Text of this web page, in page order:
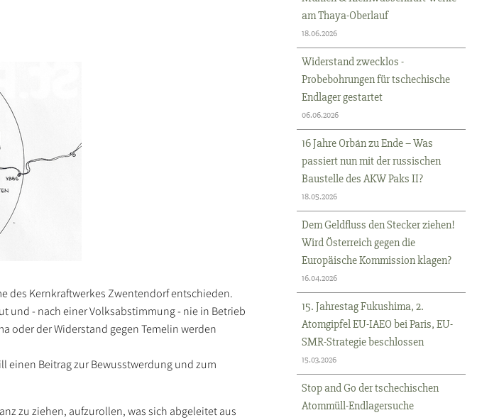
des Kernkraftwerkes Zwentendorf entschieden.
und - nach einer Volksabstimmung - nie in Betrieb
oder der Widerstand gegen Temelin werden
einen Beitrag zur Bewusstwerdung und zum
zu ziehen, aufzurollen, was sich abgeleitet aus
am Thaya-Oberlauf
18.06.2026
Widerstand zwecklos -
Probebohrungen für tschechische
Endlager gestartet
06.06.2026
16 Jahre Orbán zu Ende – Was
passiert nun mit der russischen
Baustelle des AKW Paks II?
18.05.2026
Dem Geldfluss den Stecker ziehen!
Wird Österreich gegen die
Europäische Kommission klagen?
16.04.2026
15. Jahrestag Fukushima, 2.
Atomgipfel EU-IAEO bei Paris, EU-
SMR-Strategie beschlossen
15.03.2026
Stop and Go der tschechischen
Atommüll-Endlagersuche